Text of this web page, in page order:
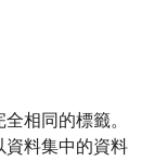
相同的標籤。
資料集中的資料